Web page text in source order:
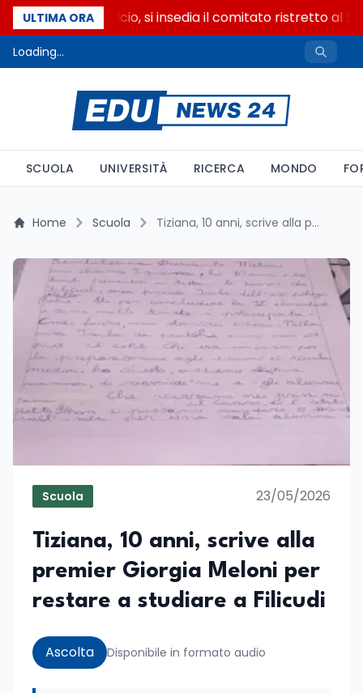
ULTIMA ORA
Riforma del calcio, si insedia il comitato ristretto al
Loading...
SCUOLA UNIVERSITÀ RICERCA MONDO
Home Scuola Tiziana, 10 anni, scrive alla premier Giorgia Meloni per restare a studiare a Filicudi
Scuola 23/05/2026
Tiziana, 10 anni, scrive alla
premier Giorgia Meloni per
restare a studiare a Filicudi
Ascolta Disponibile in formato audio